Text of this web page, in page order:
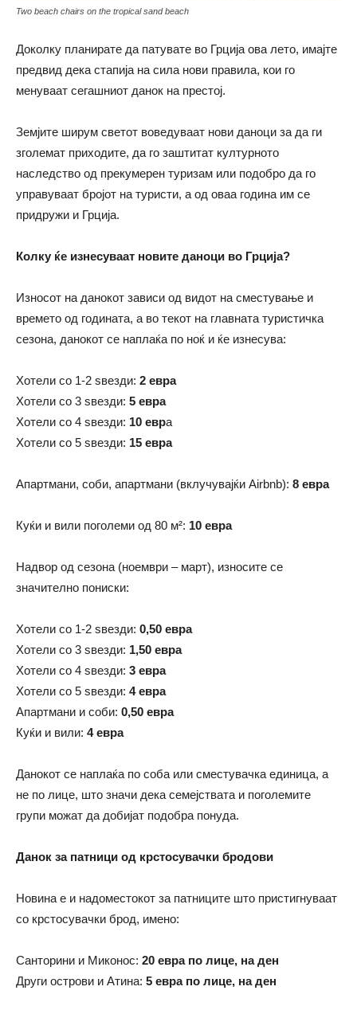
Two beach chairs on the tropical sand beach
Доколку планирате да патувате во Грција ова лето, имајте
предвид дека стапија на сила нови правила, кои го
менуваат сегашниот данок на престој.
Земјите ширум светот воведуваат нови даноци за да ги
зголемат приходите, да го заштитат културното
наследство од прекумерен туризам или подобро да го
управуваат бројот на туристи, а од оваа година им се
придружи и Грција.
Колку ќе изнесуваат новите даноци во Грција?
Износот на данокот зависи од видот на сместување и
времето од годината, а во текот на главната туристичка
сезона, данокот се наплаќа по ноќ и ќе изнесува:
Хотели со 1-2 ѕвезди: 2 евра
Хотели со 3 ѕвезди: 5 евра
Хотели со 4 ѕвезди: 10 евра
Хотели со 5 ѕвезди: 15 евра
Апартмани, соби, апартмани (вклучувајќи Airbnb): 8 евра
Куќи и вили поголеми од 80 м²: 10 евра
Надвор од сезона (ноември – март), износите се
значително пониски:
Хотели со 1-2 ѕвезди: 0,50 евра
Хотели со 3 ѕвезди: 1,50 евра
Хотели со 4 ѕвезди: 3 евра
Хотели со 5 ѕвезди: 4 евра
Апартмани и соби: 0,50 евра
Куќи и вили: 4 евра
Данокот се наплаќа по соба или сместувачка единица, а
не по лице, што значи дека семејствата и поголемите
групи можат да добијат подобра понуда.
Данок за патници од крстосувачки бродови
Новина е и надоместокот за патниците што пристигнуваат
со крстосувачки брод, имено:
Санторини и Миконос: 20 евра по лице, на ден
Други острови и Атина: 5 евра по лице, на ден